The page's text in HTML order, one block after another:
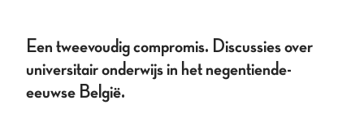
Een tweevoudig compromis. Discussies over
universitair onderwijs in het negentiende-
eeuwse België.